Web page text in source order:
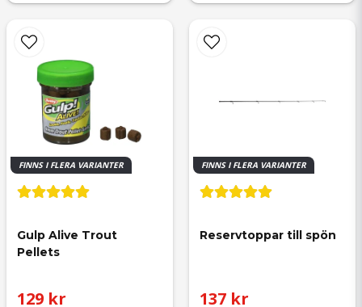
FINNS I FLERA VARIANTER
Gulp Alive Trout
Pellets
129 kr
FINNS I FLERA VARIANTER
Reservtoppar till spön
137 kr